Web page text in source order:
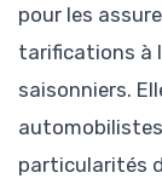
pour les
tarifications à
saisonniers.
particularités